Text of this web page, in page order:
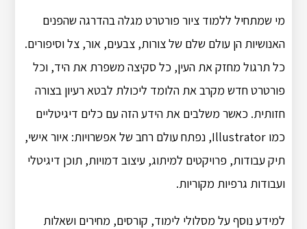
מי שמתחיל ללמוד ציור פורטרט מגלה בהדרגה שהפנים
האנושיות הן עולם שלם של צורות, צבעים, אור, צל וסיפורים.
כל תרגול מחזק את העין, כל סקיצה משפרת את היד, וכל
פורטרט חדש מקרב את הלומד ליכולת לבטא רעיון בצורה
חזותית. כאשר משלבים את הידע הזה עם כלים דיגיטליים
כמו Illustrator, נפתח עולם רחב של אפשרויות: איור אישי,
תיק עבודות, פרויקטים למיתוג, עיצוב דמויות, תוכן דיגיטלי
ועבודות גרפיות מקוריות.
למידע נוסף על מסלולי לימוד, קורסים, מחירים ושאלות